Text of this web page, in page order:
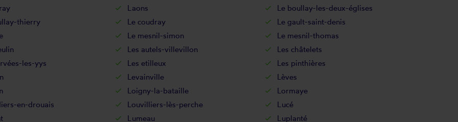
Laons
Le boullay-les-deux-églises
thierry Le coudray
Le gault-saint-denis
Le mesnil-simon
Le mesnil-thomas
Les autels-villevillon
Les châtelets
les-yys Les etilleux
Les pinthières
Levainville
Lèves
Loigny-la-bataille
Lormaye
en-drouais Louvilliers-lès-perche
Lucé
Lumeau
Luplanté